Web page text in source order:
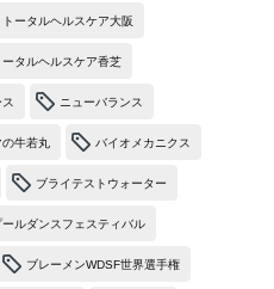
トータルヘルスケア大阪
ータルヘルスケア香芝
ニューバランス
の牛若丸 バイオメカニクス
ブライテストウォーター
ールダンスフェスティバル
ブレーメンWDSF世界選手権